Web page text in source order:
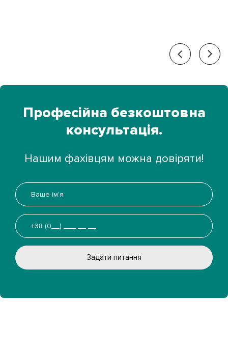
Професійна безкоштовна
консультація.
Нашим фахівцям можна довіряти!
Задати питання